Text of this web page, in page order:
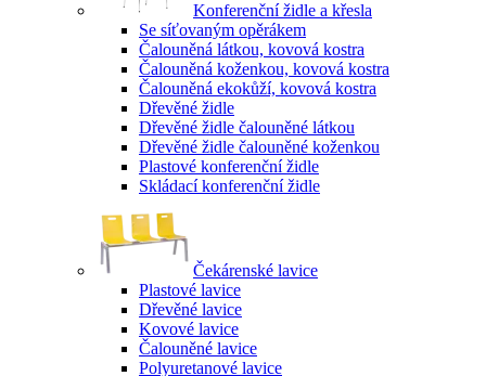
Konferenční židle a křesla
Se síťovaným opěrákem
Čalouněná látkou, kovová kostra
Čalouněná koženkou, kovová kostra
Čalouněná ekokůží, kovová kostra
Dřevěné židle
Dřevěné židle čalouněné látkou
Dřevěné židle čalouněné koženkou
Plastové konferenční židle
Skládací konferenční židle
Čekárenské lavice
Plastové lavice
Dřevěné lavice
Kovové lavice
Čalouněné lavice
Polyuretanové lavice